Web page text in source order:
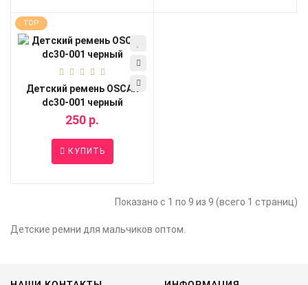
TOP
Детский ремень OSCAR
dc30-001 черный
250 р.
КУПИТЬ
Показано с 1 по 9 из 9 (всего 1 страниц)
Детские ремни для мальчиков оптом.